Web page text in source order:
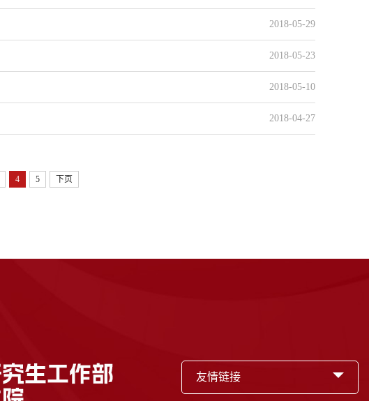
2018-05-29
2018-05-23
2018-05-10
2018-04-27
4 5 下页
友情链接